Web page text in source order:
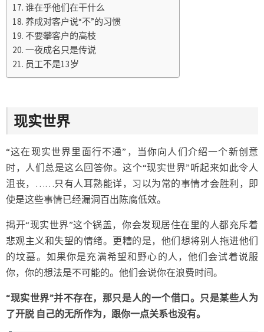
谁在乎他们在干什么
养成对客户说“不”的习惯
不要攀客户的高枝
一夜成名只是传说
员工不是13岁
现实世界
“这在现实世界里面行不通”，当你向人们介绍一个新创意
时，人们总是这么回答你。这个“现实世界”听起来如此令人
沮丧，……只有人耳熟能详，习以为常的事情才会胜利，即
使是这些事情已经漏洞百出陈腐低效。
揭开“现实世界”这个锅盖，你会发现居住在里的人都充斥着
悲观主义和失望的情绪。更糟的是，他们想将别人拖进他们
的坟墓。如果你是充满希望和野心的人，他们会试着说服
你，你的想法是不可能的。他们会说你在浪费时间。
“现实世界”并不存在，那只是人的一个借口。只是某些人为
了开脱 自己的无所作为，跟你一点关系也没有。